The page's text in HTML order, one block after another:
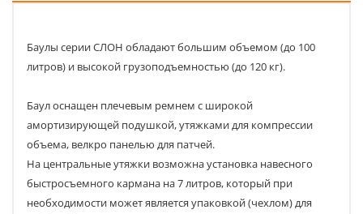
Баулы серии СЛОН обладают большим объемом (до 100
литров) и высокой грузоподъемностью (до 120 кг).
Баул оснащен плечевым ремнем с широкой
амортизирующей подушкой, утяжками для компрессии
объема, велкро панелью для патчей.
На центральные утяжки возможна установка навесного
быстросъемного кармана на 7 литров, который при
необходимости может является упаковкой (чехлом) для